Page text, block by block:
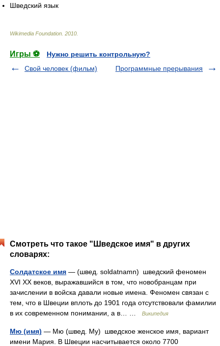
Шведский язык
Wikimedia Foundation 2010
Игры ⚽
Нужно решить контрольную?
Свой человек (фильм)
Программные прерывания
Смотреть что такое "Шведское имя" в других
словарях:
Солдатское имя — (швед. soldatnamn) шведский феномен
XVI XX веков, выражавшийся в том, что новобранцам при
зачислении в войска давали новые имена. Феномен связан с
тем, что в Швеции вплоть до 1901 года отсутствовали фамилии
в их современном понимании, а в… …
Википедия
Мю (имя) — Мю (швед. My) шведское женское имя, вариант
имени Мария. В Швеции насчитывается около 7700